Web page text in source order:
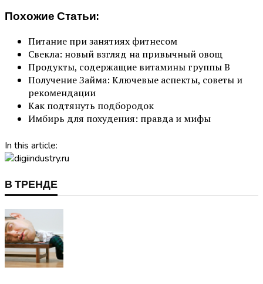
Похожие Статьи:
Питание при занятиях фитнесом
Свекла: новый взгляд на привычный овощ
Продукты, содержащие витамины группы В
Получение Займа: Ключевые аспекты, советы и
рекомендации
Как подтянуть подбородок
Имбирь для похудения: правда и мифы
In this article:
В ТРЕНДЕ